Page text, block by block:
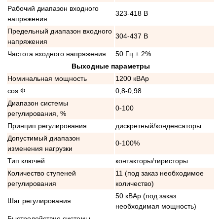
Рабочий диапазон входного
напряжения
323-418 В
Предельный диапазон входного
напряжения
304-437 В
Частота входного напряжения
50 Гц ± 2%
Выходные параметры
Номинальная мощность
1200 кВАр
cos Ф
0,8-0,98
Диапазон системы
регулирования, %
0-100
Принцип регулирования
дискретный/конденсаторы
Допустимый диапазон
изменения нагрузки
0-100%
Тип ключей
контакторы/тиристоры
Количество ступеней
регулирования
11 (под заказ необходимое
количество)
Шаг регулирования
50 кВАр (под заказ
необходимая мощность)